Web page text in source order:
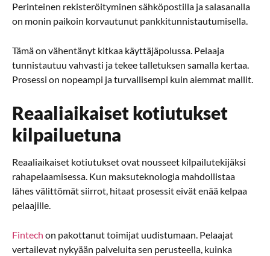
Perinteinen rekisteröityminen sähköpostilla ja salasanalla
on monin paikoin korvautunut pankkitunnistautumisella.
Tämä on vähentänyt kitkaa käyttäjäpolussa. Pelaaja
tunnistautuu vahvasti ja tekee talletuksen samalla kertaa.
Prosessi on nopeampi ja turvallisempi kuin aiemmat mallit.
Reaaliaikaiset kotiutukset
kilpailuetuna
Reaaliaikaiset kotiutukset ovat nousseet kilpailutekijäksi
rahapelaamisessa. Kun maksuteknologia mahdollistaa
lähes välittömät siirrot, hitaat prosessit eivät enää kelpaa
pelaajille.
Fintech on pakottanut toimijat uudistumaan. Pelaajat
vertailevat nykyään palveluita sen perusteella, kuinka